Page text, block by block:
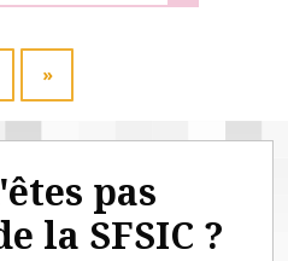
»
pas
la SFSIC ?